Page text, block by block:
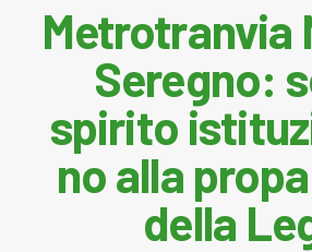
Metrotranvia
Seregno:
spirito
no alla
della